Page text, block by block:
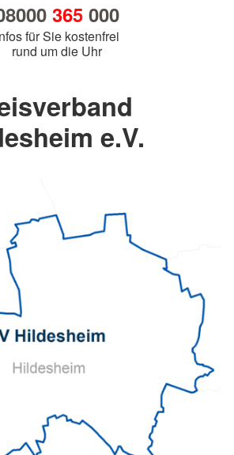
365000
für Sie kostenfrei
rund um die Uhr
e.V.